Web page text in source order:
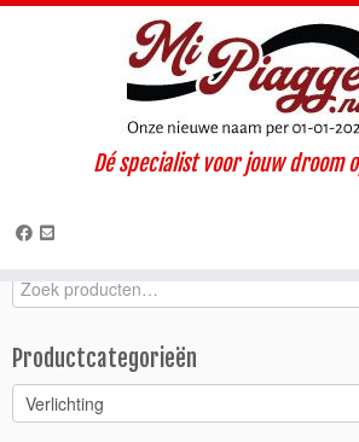
Dé specialist voor jouw droom
Onderdelen / accessoires » Ape 50 »
Zoeken
Zoeken
naar:
Productcategorieën